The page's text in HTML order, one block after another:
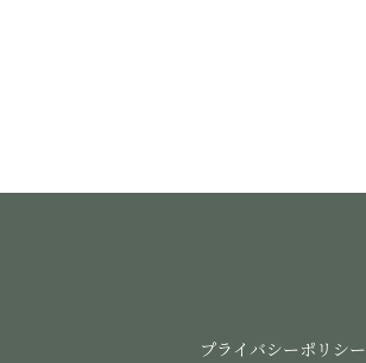
プライバシーポリシー